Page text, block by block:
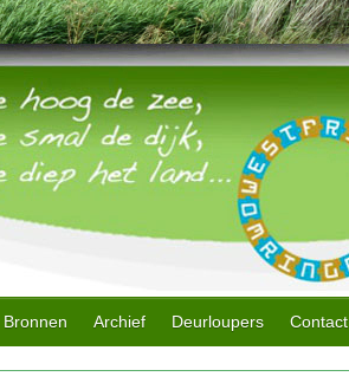
Bronnen Archief Deurloupers Contact